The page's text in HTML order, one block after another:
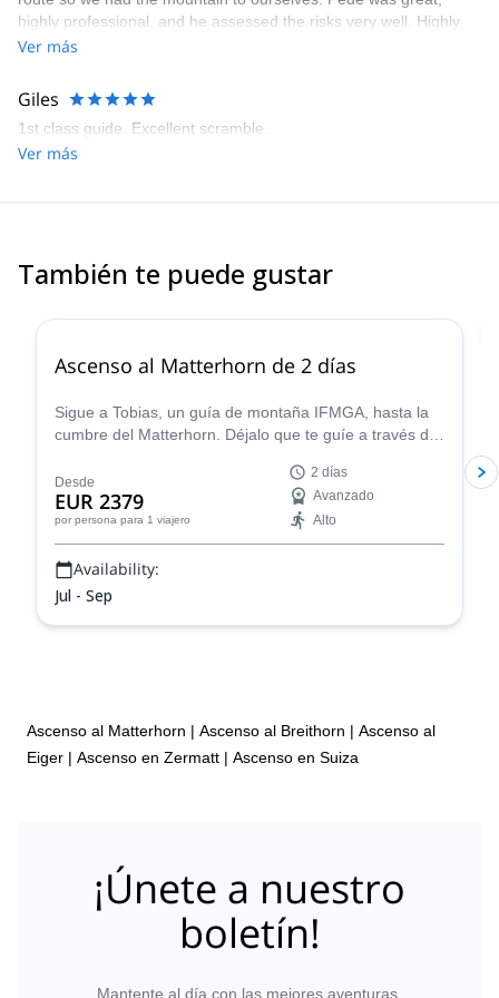
highly professional, and he assessed the risks very well. Highly
recommended!
Ver más
Giles
1st class guide. Excellent scramble.
Ver más
También te puede gustar
Ascenso al Matterhorn de 2 días
Sigue a Tobias, un guía de montaña IFMGA, hasta la
cumbre del Matterhorn. Déjalo que te guíe a través de
disfruta de algunas de las vistas más fascinantes
desde la cima.
Desde
EUR 2379
por persona para 1 viajero
2 días
Avanzado
Alto
Availability:
Jul - Sep
Ascenso al Matterhorn | Ascenso al Breithorn | Ascenso al
Eiger | Ascenso en Zermatt | Ascenso en Suiza
¡Únete a nuestro
boletín!
Mantente al día con las mejores aventuras.